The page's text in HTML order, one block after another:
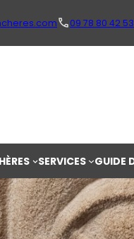
09 78 80 42 53
SERVICES GUIDE